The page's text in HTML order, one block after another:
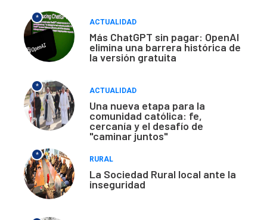
*
ACTUALIDAD
Más ChatGPT sin pagar: OpenAI
elimina una barrera histórica de
la versión gratuita
*
ACTUALIDAD
Una nueva etapa para la
comunidad católica: fe,
cercanía y el desafío de
"caminar juntos"
*
RURAL
La Sociedad Rural local ante la
inseguridad